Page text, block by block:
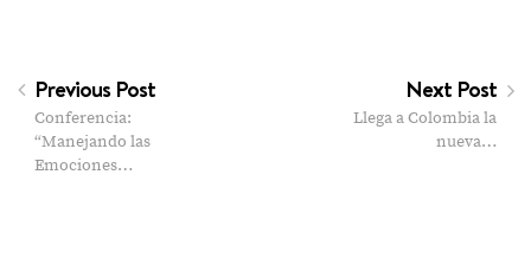
Previous Post
Conferencia:
“Manejando las
Emociones…
Next Post
Llega a Colombia la
nueva…